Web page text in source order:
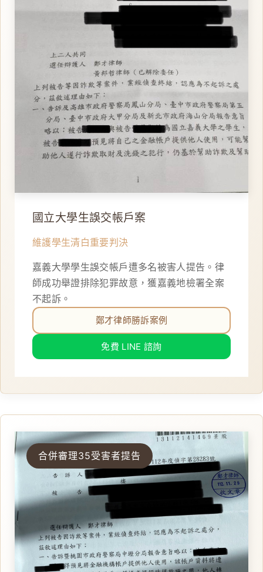
國立大學生誤交帳戶案
維護學生清白重要判決
嘉義大學學生誤交帳戶遭多名被害人提告。律
師成功舉證排除犯罪故意，獲嘉義地檢署全案
不起訴。
鄭才律師勝訴案例
免費 LINE 諮詢
合併審理35受害者提告